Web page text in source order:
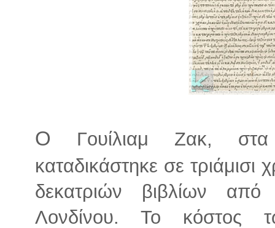
Ο Γουίλιαμ Ζακ, στα
καταδικάστηκε σε
δεκατριών βιβλίων
Λονδίνου. Το κόστος